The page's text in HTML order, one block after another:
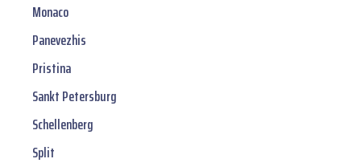
Monaco
Panevezhis
Pristina
Sankt Petersburg
Schellenberg
Split